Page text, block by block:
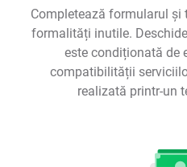
Completează formularul și
formalități inutile.
este condiționată de
compatibilității
realizată printr-un